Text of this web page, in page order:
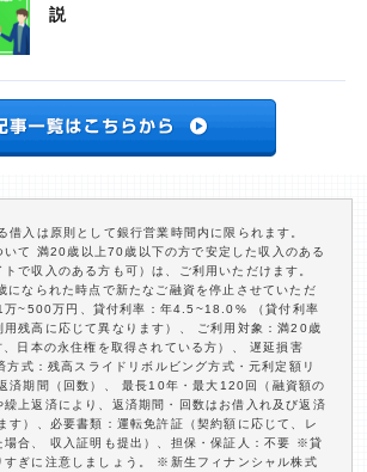
説
借入は原則として銀行営業時間内に限られます。
いて 満20歳以上70歳以下の方で安定した収入のある
で収入のある方も可）は、ご利用いただけます。
になられた時点で新たなご融資を停止させていただ
万~500万円、貸付利率：年4.5~18.0% （貸付利率
用残高に応じて異なります）、 ご利用対象：満20歳
日本の永住権を取得されている方）、 遅延損害
式：残高スライドリボルビング方式・元利定額リ
済期間（回数）、 最長10年・最大120回（融資額の
上返済により、返済期間・回数はお借入れ及び返済
す）、必要書類：運転免許証（契約額に応じて、レ
場合、 収入証明も提出）、担保・保証人：不要 ※貸
すぎに注意しましょう。 ※新生フィナンシャル株式